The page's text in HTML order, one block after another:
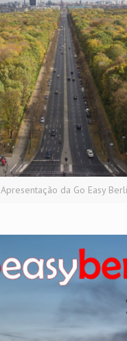
Apresentação da Go Easy